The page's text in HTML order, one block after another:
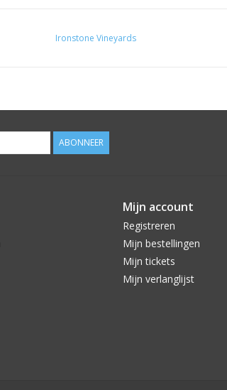
Ironstone Vineyards
ABONNEER
Mijn account
Registreren
Mijn bestellingen
Mijn tickets
Mijn verlanglijst